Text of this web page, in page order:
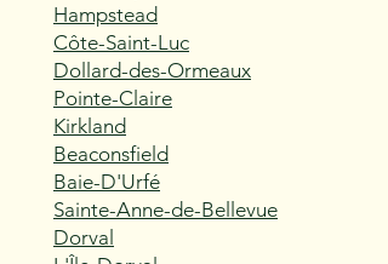
Hampstead
Côte-Saint-Luc
Dollard-des-Ormeaux
Pointe-Claire
Kirkland
Beaconsfield
Baie-D'Urfé
Sainte-Anne-de-Bellevue
Dorval